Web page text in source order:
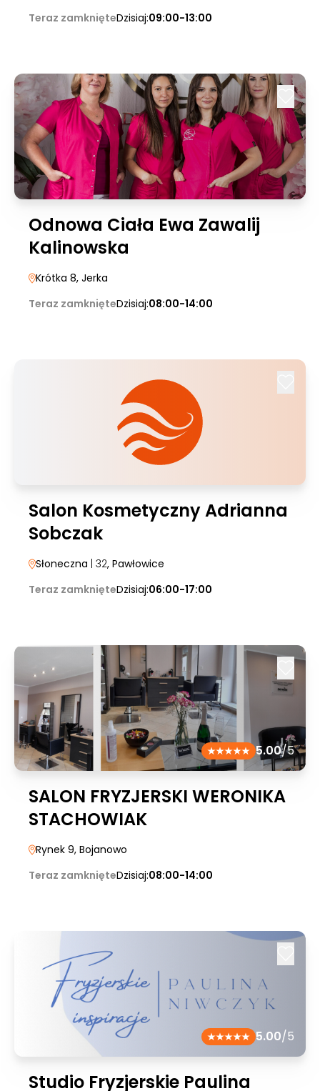
Teraz zamknięteDzisiaj:09:00-13:00
Odnowa Ciała Ewa Zawalij
Kalinowska
Krótka 8, Jerka
Teraz zamknięteDzisiaj:08:00-14:00
Salon Kosmetyczny Adrianna
Sobczak
Słoneczna | 32, Pawłowice
Teraz zamknięteDzisiaj:06:00-17:00
5.00/5
SALON FRYZJERSKI WERONIKA
STACHOWIAK
Rynek 9, Bojanowo
Teraz zamknięteDzisiaj:08:00-14:00
5.00/5
Studio Fryzjerskie Paulina